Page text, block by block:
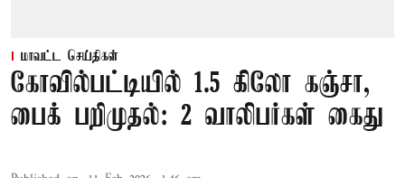
மாவட்ட செய்திகள்
கோவில்பட்டியில் 1.5 கிலோ கஞ்சா,
பைக் பறிமுதல்: 2 வாலிபர்கள் கைது